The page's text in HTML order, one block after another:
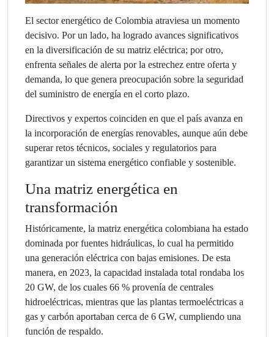
El sector energético de Colombia atraviesa un momento
decisivo. Por un lado, ha logrado avances significativos
en la diversificación de su matriz eléctrica; por otro,
enfrenta señales de alerta por la estrechez entre oferta y
demanda, lo que genera preocupación sobre la seguridad
del suministro de energía en el corto plazo.
Directivos y expertos coinciden en que el país avanza en
la incorporación de energías renovables, aunque aún debe
superar retos técnicos, sociales y regulatorios para
garantizar un sistema energético confiable y sostenible.
Una matriz energética en
transformación
Históricamente, la matriz energética colombiana ha estado
dominada por fuentes hidráulicas, lo cual ha permitido
una generación eléctrica con bajas emisiones. De esta
manera, en 2023, la capacidad instalada total rondaba los
20 GW, de los cuales 66 % provenía de centrales
hidroeléctricas, mientras que las plantas termoeléctricas a
gas y carbón aportaban cerca de 6 GW, cumpliendo una
función de respaldo.